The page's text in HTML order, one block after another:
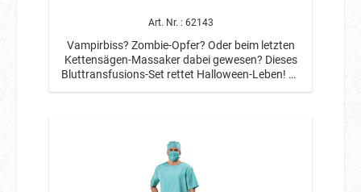
realistische Horror- und Spezialeffekte *Präzises
*Intensive, authentische Blutfarbe *Einfache
Anwendung *Ideal für Halloween, Karneval,
Theater & Film
Art. Nr. : 62143
Vampirbiss? Zombie-Opfer? Oder beim letzten
Kettensägen-Massaker dabei gewesen? Dieses
Bluttransfusions-Set rettet Halloween-Leben! Es